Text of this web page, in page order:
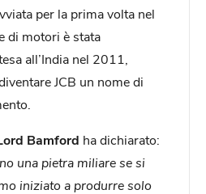
per la prima volta nel
di motori è stata
all’India nel 2011,
JCB un nome di
Bamford ha dichiarato:
una pietra miliare se si
iniziato a produrre solo